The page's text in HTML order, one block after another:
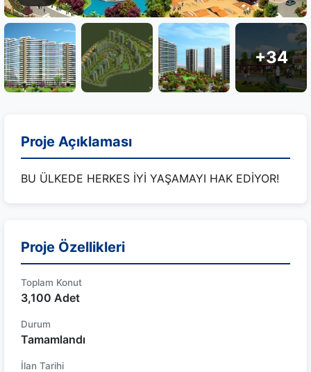
+34
Proje Açıklaması
BU ÜLKEDE HERKES İYİ YAŞAMAYI HAK EDİYOR!
Proje Özellikleri
Toplam Konut
3,100 Adet
Durum
Tamamlandı
İlan Tarihi